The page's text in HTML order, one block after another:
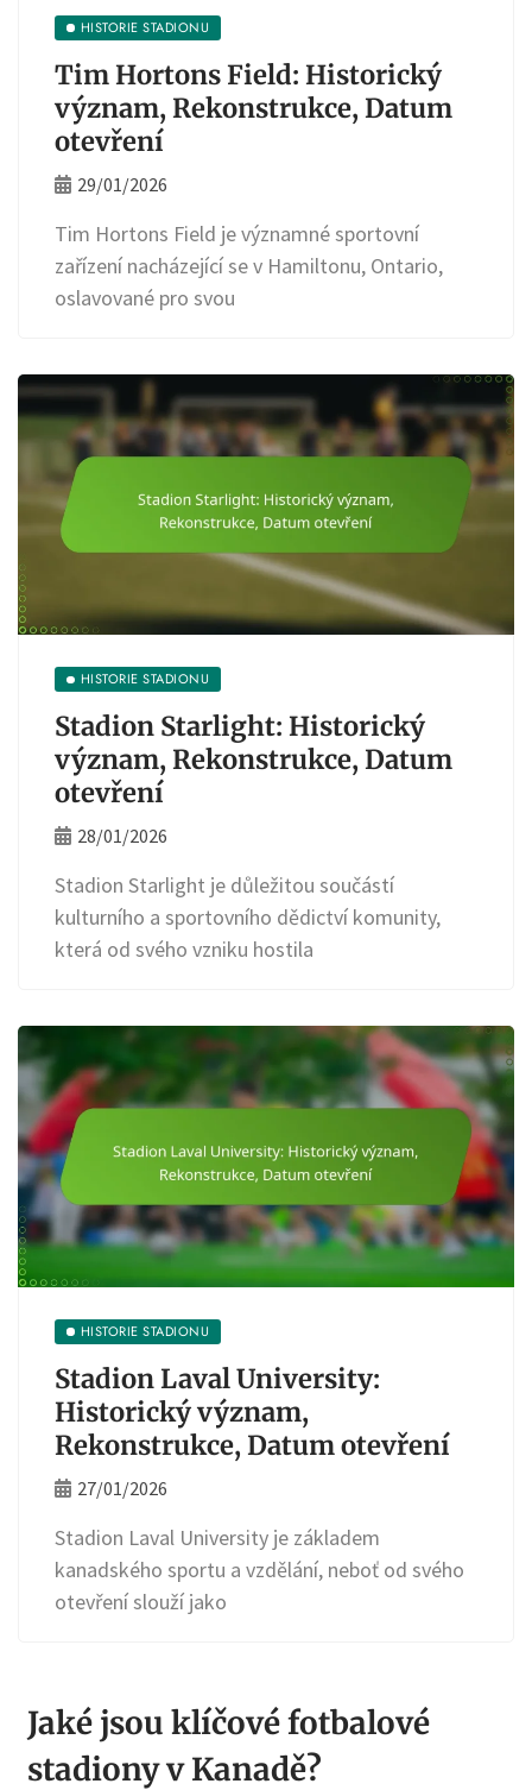
HISTORIE STADIONU
Tim Hortons Field: Historický
význam, Rekonstrukce, Datum
otevření
29/01/2026
Tim Hortons Field je významné sportovní
zařízení nacházející se v Hamiltonu, Ontario,
oslavované pro svou
HISTORIE STADIONU
Stadion Starlight: Historický
význam, Rekonstrukce, Datum
otevření
28/01/2026
Stadion Starlight je důležitou součástí
kulturního a sportovního dědictví komunity,
která od svého vzniku hostila
HISTORIE STADIONU
Stadion Laval University:
Historický význam,
Rekonstrukce, Datum otevření
27/01/2026
Stadion Laval University je základem
kanadského sportu a vzdělání, neboť od svého
otevření slouží jako
Jaké jsou klíčové fotbalové
stadiony v Kanadě?